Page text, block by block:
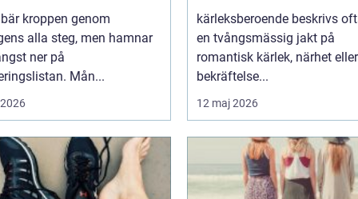
kroppen genom
alla steg, men hamnar
ner på
Mån...
kärleksberoende beskrivs
en tvångsmässig jakt på
romantisk kärlek, närhet eller
bekräftelse...
12 maj 2026